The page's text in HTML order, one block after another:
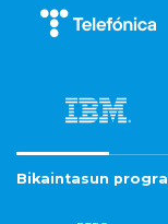
Bikaintasun